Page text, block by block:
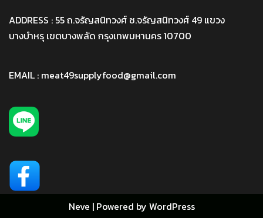
ADDRESS : 55 ถ.จรัญสนิทวงศ์ ซ.จรัญสนิทวงศ์ 49 แขวง
บางบำหรุ เขตบางพลัด กรุงเทพมหานคร 10700
EMAIL : meat49supplyfood@gmail.com
Neve | Powered by WordPress